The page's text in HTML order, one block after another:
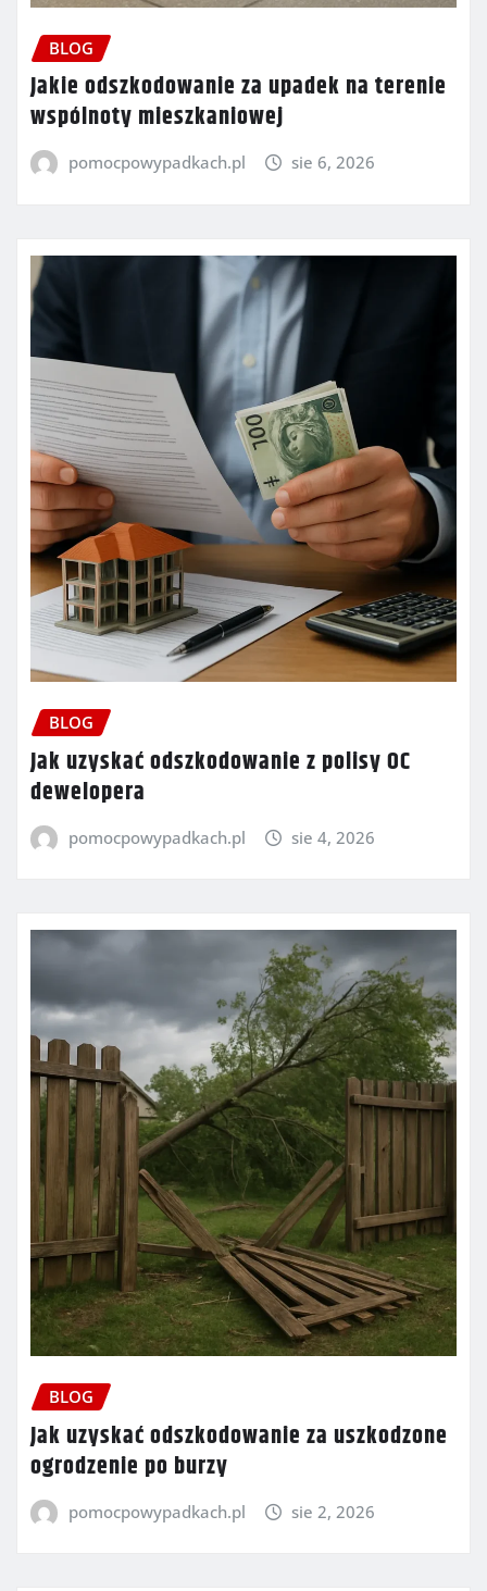
BLOG
Jakie odszkodowanie za upadek na terenie
wspólnoty mieszkaniowej
pomocpowypadkach.pl sie 6, 2026
BLOG
Jak uzyskać odszkodowanie z polisy OC
dewelopera
pomocpowypadkach.pl sie 4, 2026
BLOG
Jak uzyskać odszkodowanie za uszkodzone
ogrodzenie po burzy
pomocpowypadkach.pl sie 2, 2026